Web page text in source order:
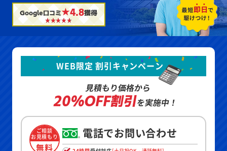
Google口コミ★4.8獲得
WEB限定 割引キャンペーン
見積もり価格から
20%OFF割引を実施中！
ご相談
お見積もり
無料
電話でお問い合わせ